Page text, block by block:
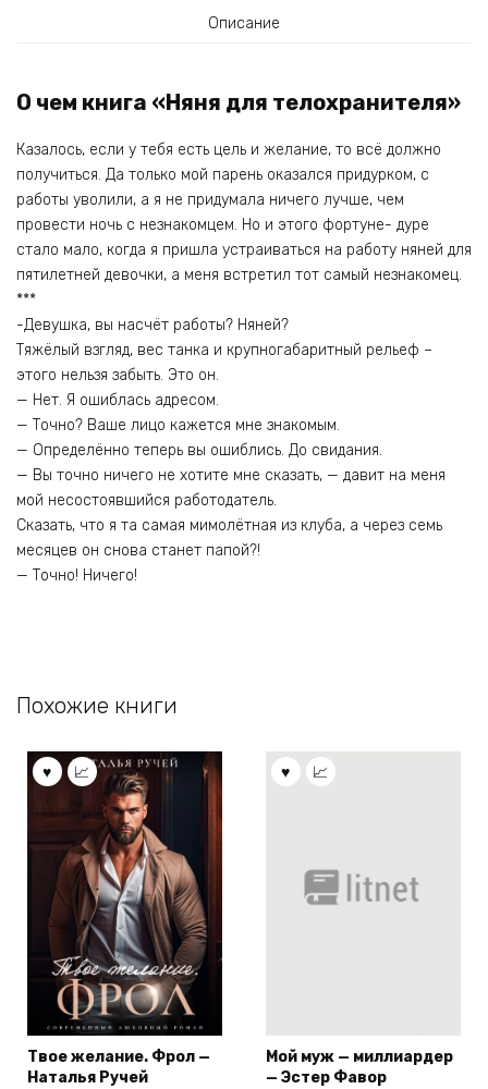
Описание
О чем книга «Няня для телохранителя»
Казалось, если у тебя есть цель и желание, то всё должно
получиться. Да только мой парень оказался придурком, с
работы уволили, а я не придумала ничего лучше, чем
провести ночь с незнакомцем. Но и этого фортуне- дуре
стало мало, когда я пришла устраиваться на работу няней для
пятилетней девочки, а меня встретил тот самый незнакомец.
***
-Девушка, вы насчёт работы? Няней?
Тяжёлый взгляд, вес танка и крупногабаритный рельеф –
этого нельзя забыть. Это он.
— Нет. Я ошиблась адресом.
— Точно? Ваше лицо кажется мне знакомым.
— Определённо теперь вы ошиблись. До свидания.
— Вы точно ничего не хотите мне сказать, — давит на меня
мой несостоявшийся работодатель.
Сказать, что я та самая мимолётная из клуба, а через семь
месяцев он снова станет папой?!
— Точно! Ничего!
Похожие книги
Твое желание. Фрол —
Наталья Ручей
Мой муж — миллиардер
— Эстер Фавор